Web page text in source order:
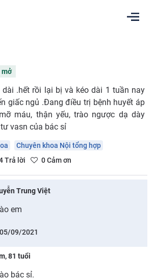
mở
.hết rồi lại bị và kéo dài 1 tuần nay
giấc ngủ .Đang điều trị bệnh huyết áp
máu, thận yếu, trào ngược dạ dày
vasn của bác sỉ
Chuyên khoa Nội tổng hợp
Trả lời 0Cảm ơn
Trung Việt
em
05/09/2021
81 tuổi
bác sỉ.